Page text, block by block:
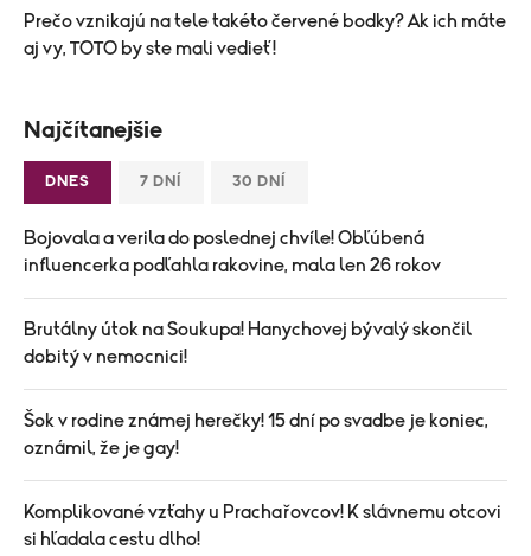
Prečo vznikajú na tele takéto červené bodky? Ak ich máte
aj vy, TOTO by ste mali vedieť!
Najčítanejšie
DNES 7 DNÍ 30 DNÍ
Bojovala a verila do poslednej chvíle! Obľúbená
influencerka podľahla rakovine, mala len 26 rokov
Brutálny útok na Soukupa! Hanychovej bývalý skončil
dobitý v nemocnici!
Šok v rodine známej herečky! 15 dní po svadbe je koniec,
oznámil, že je gay!
Komplikované vzťahy u Prachařovcov! K slávnemu otcovi
si hľadala cestu dlho!